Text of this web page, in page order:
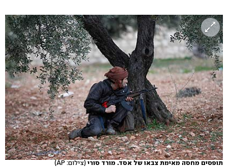
תופסים מחסה מאימת צבאו של אסד. מורד סורי (צילום: AP)